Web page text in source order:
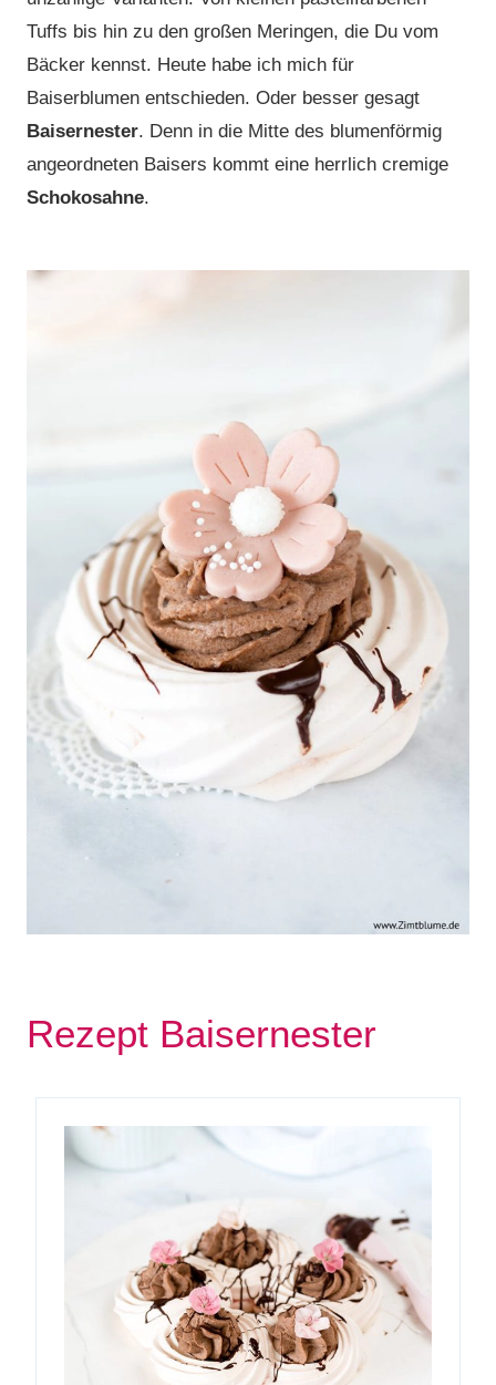
Tuffs bis hin zu den großen Meringen, die Du vom
Bäcker kennst. Heute habe ich mich für
Baiserblumen entschieden. Oder besser gesagt
Baisernester. Denn in die Mitte des blumenförmig
angeordneten Baisers kommt eine herrlich cremige
Schokosahne.
Rezept Baisernester